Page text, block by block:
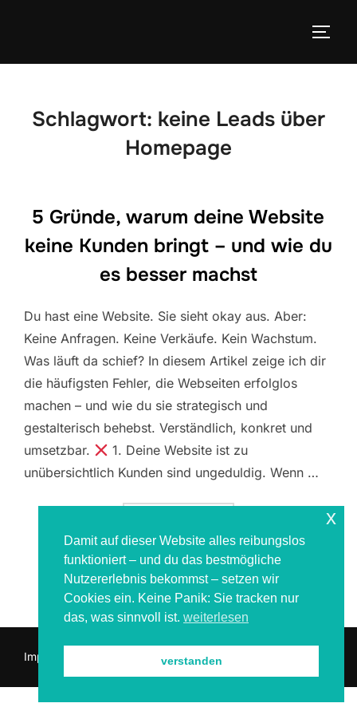
Schlagwort: keine Leads über
Homepage
5 Gründe, warum deine Website
keine Kunden bringt – und wie du
es besser machst
Du hast eine Website. Sie sieht okay aus. Aber:
Keine Anfragen. Keine Verkäufe. Kein Wachstum.
Was läuft da schief? In diesem Artikel zeige ich dir
die häufigsten Fehler, die Webseiten erfolglos
machen – und wie du sie strategisch und
gestalterisch behebst. Verständlich, konkret und
umsetzbar.
1. Deine Website ist zu
unübersichtlich Kunden sind ungeduldig. Wenn …
ÜBER „5 GRÜNDE, WARUM
Impressum & Datenschutz
Damit auf dieser Website alles reibungslos
funktioniert – und du das bestmögliche
Nutzererlebnis bekommst – setzen wir
Cookies ein. Keine Panik: Sie tracken nur
das, was sinnvoll ist. weiterlesen
verstanden
x